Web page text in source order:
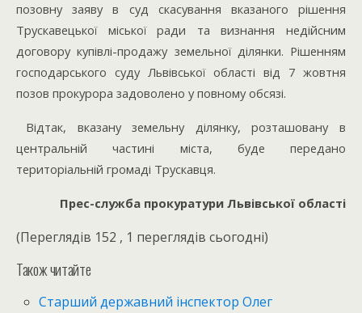
позовну заяву в суд скасування вказаного рішення
Трускавецької міської ради та визнання недійсним
договору купівлі-продажу земельної ділянки. Рішенням
господарського суду Львівської області від 7 жовтня
позов прокурора задоволено у повному обсязі.
Відтак, вказану земельну ділянку, розташовану в
центральній частині міста, буде передано
територіальній громаді Трускавця.
Прес-служба прокуратури Львівської області
(Переглядів 152 , 1 переглядів сьогодні)
Також читайте
Старший державний інспектор Олег